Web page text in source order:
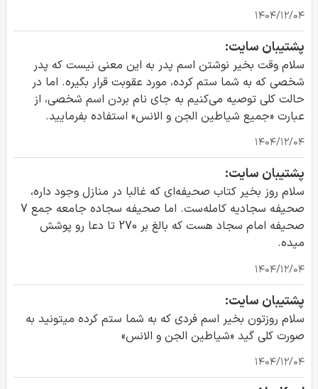
۱۴۰۴/۱۲/۰۴
پشتیبان سایت:
سلام وقت بخیر نوشتن اسم پدر به این معنی نیست که پدر
شخصی که به شما ستم کرده، مورد عقوبت قرار بگیره. اما در
حالت کلی توصیه می‌کنیم به جای نام بردن اسم شخصی، از
عبارت «جمیع شیاطین الجن و الانس» استفاده بفرمایید.
۱۴۰۴/۱۲/۰۴
پشتیبان سایت:
سلام روز بخیر کتاب صحیفه‌ای که غالبا در منازل وجود داره،
صحیفه سجادیه کامله‌ست. اما صحیفه سجاده جامعه جمع 7
صحیفه امام سجاد هست که بالغ بر 270 تا دعا رو پوشش
میده.
۱۴۰۴/۱۲/۰۴
پشتیبان سایت:
سلام روزتون بخیر اسم فردی که به شما ستم کرده میتونید به
صورت کلی گید «شیاطین الجن و الانس»
۱۴۰۴/۱۲/۰۴